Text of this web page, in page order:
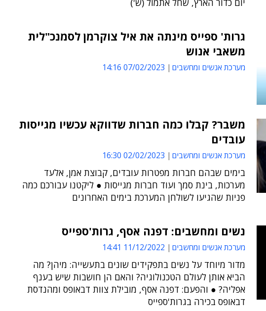
יום כדור הארץ, שחל אתמול (ש')
גרות' ספייס מינתה את איל צוקרמן לסמנכ"לית
משאבי אנוש
מערכת אנשים ומחשבים 07/02/2023 14:16
משבר? קבלו כמה חברות שדווקא עכשיו מגייסות
עובדים
מערכת אנשים ומחשבים 02/02/2023 16:30
בימים שבהם חברות מפטרות עובדים, קבוצת אמן, אלעד
מערכות, בינת סמך ועוד חברות מגייסות ● ליקטנו עבורכם כמה
פניות שהגיעו לשולחן המערכת בימים האחרונים
נשים ומחשבים: דפנה אסף, גרות'ספייס
מערכת אנשים ומחשבים 11/12/2022 14:41
מדור מיוחד על נשים בתפקידים שונים בתעשייה: מיהן? מה
הביא אותן לעולם הטכנולוגיה? והאם הן חושבות שיש בענף
אפליה? ● והפעם: דפנה אסף, מובילת צוות דבאופס ומהנדסת
דבאופס בכירה בגרות'ספייס